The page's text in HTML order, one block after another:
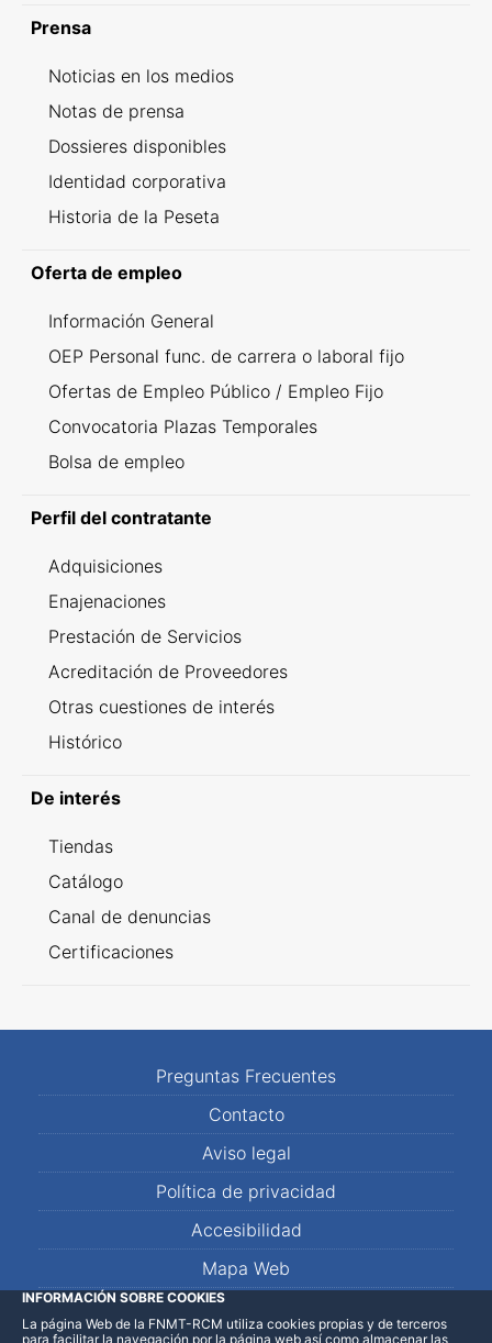
Prensa
Noticias en los medios
Notas de prensa
Dossieres disponibles
Identidad corporativa
Historia de la Peseta
Oferta de empleo
Información General
OEP Personal func. de carrera o laboral fijo
Ofertas de Empleo Público / Empleo Fijo
Convocatoria Plazas Temporales
Bolsa de empleo
Perfil del contratante
Adquisiciones
Enajenaciones
Prestación de Servicios
Acreditación de Proveedores
Otras cuestiones de interés
Histórico
De interés
Tiendas
Catálogo
Canal de denuncias
Certificaciones
Preguntas Frecuentes
Contacto
Aviso legal
Política de privacidad
Accesibilidad
Mapa Web
LinkedInFacebookWhatsApp
INFORMACIÓN SOBRE COOKIES
La página Web de la FNMT-RCM utiliza cookies propias y de terceros
para facilitar la navegación por la página web así como almacenar las